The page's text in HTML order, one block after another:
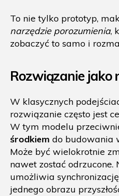
To nie tylko prototyp,
narzędzie porozumienia,
zobaczyć to samo i
Rozwiązanie jako
W klasycznych
rozwiązanie często jest
W tym modelu
środkiem do budowania
Może być wielokrotnie
nawet zostać odrzucone.
umożliwia synchronizację
jednego obrazu